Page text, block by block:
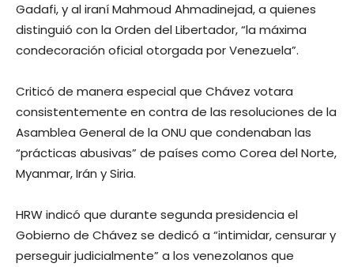
Gadafi, y al iraní Mahmoud Ahmadinejad, a quienes
distinguió con la Orden del Libertador, “la máxima
condecoración oficial otorgada por Venezuela”.
Criticó de manera especial que Chávez votara
consistentemente en contra de las resoluciones de la
Asamblea General de la ONU que condenaban las
“prácticas abusivas” de países como Corea del Norte,
Myanmar, Irán y Siria.
HRW indicó que durante segunda presidencia el
Gobierno de Chávez se dedicó a “intimidar, censurar y
perseguir judicialmente” a los venezolanos que